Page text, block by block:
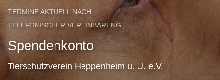
TERMINE AKTUELL NACH
TELEFONISCHER VEREINBARUNG
Spendenkonto
Tierschutzverein Heppenheim u. U. e.V.